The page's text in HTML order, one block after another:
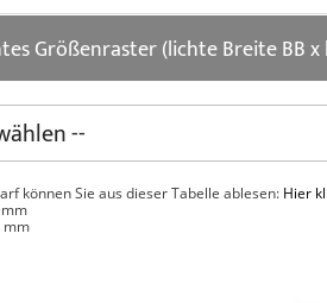
Größenraster (lichte Breite BB
können Sie aus dieser Tabelle ablesen: Hier
mm
mm